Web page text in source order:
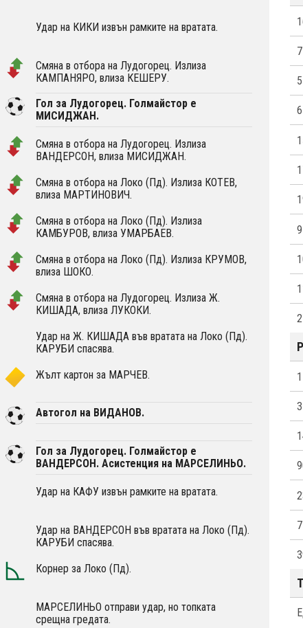
Удар на КИКИ извън рамките на вратата.
Смяна в отбора на Лудогорец. Излиза
КАМПАНЯРО, влиза КЕШЕРУ.
Гол за Лудогорец. Голмайстор е
МИСИДЖАН.
Смяна в отбора на Лудогорец. Излиза
ВАНДЕРСОН, влиза МИСИДЖАН.
Смяна в отбора на Локо (Пд). Излиза КОТЕВ,
влиза МАРТИНОВИЧ.
Смяна в отбора на Локо (Пд). Излиза
КАМБУРОВ, влиза УМАРБАЕВ.
Смяна в отбора на Локо (Пд). Излиза КРУМОВ,
влиза ШОКО.
Смяна в отбора на Лудогорец. Излиза Ж.
КИШАДА, влиза ЛУКОКИ.
Удар на Ж. КИШАДА във вратата на Локо (Пд).
КАРУБИ спасява.
Жълт картон за МАРЧЕВ.
Автогол на ВИДАНОВ.
Гол за Лудогорец. Голмайстор е
ВАНДЕРСОН. Асистенция на МАРСЕЛИНЬО.
Удар на КАФУ извън рамките на вратата.
Удар на ВАНДЕРСОН във вратата на Локо (Пд).
КАРУБИ спасява.
Корнер за Локо (Пд).
МАРСЕЛИНЬО отправи удар, но топката
срещна гредата.
5
6
9
1
3